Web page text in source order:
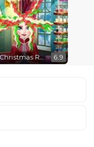
Elsa Christmas Real Haircuts 6.9